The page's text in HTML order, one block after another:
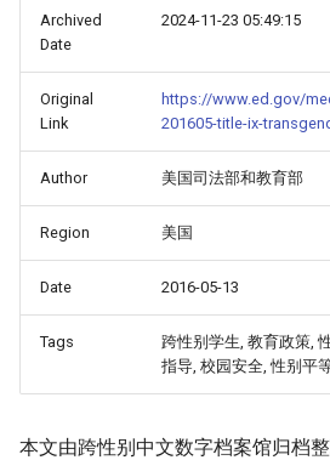
Archived
Date
2024-11-23 05:49:15
Original
Link
https://www.ed.gov/
201605-title-ix-
Author 美国司法部和教育部
Region 美国
Date 2016-05-13
Tags
跨性别学生, 教育政策,
指导, 校园安全, 性别平
本文由跨性别中文数字档案馆归档